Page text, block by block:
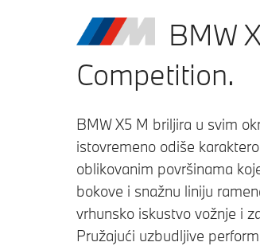
BMW
Competition.
BMW X5 M briljira u svim
istovremeno odiše
oblikovanim površinama
bokove i snažnu liniju
vrhunsko iskustvo vožnje i
Pružajući uzbudljive